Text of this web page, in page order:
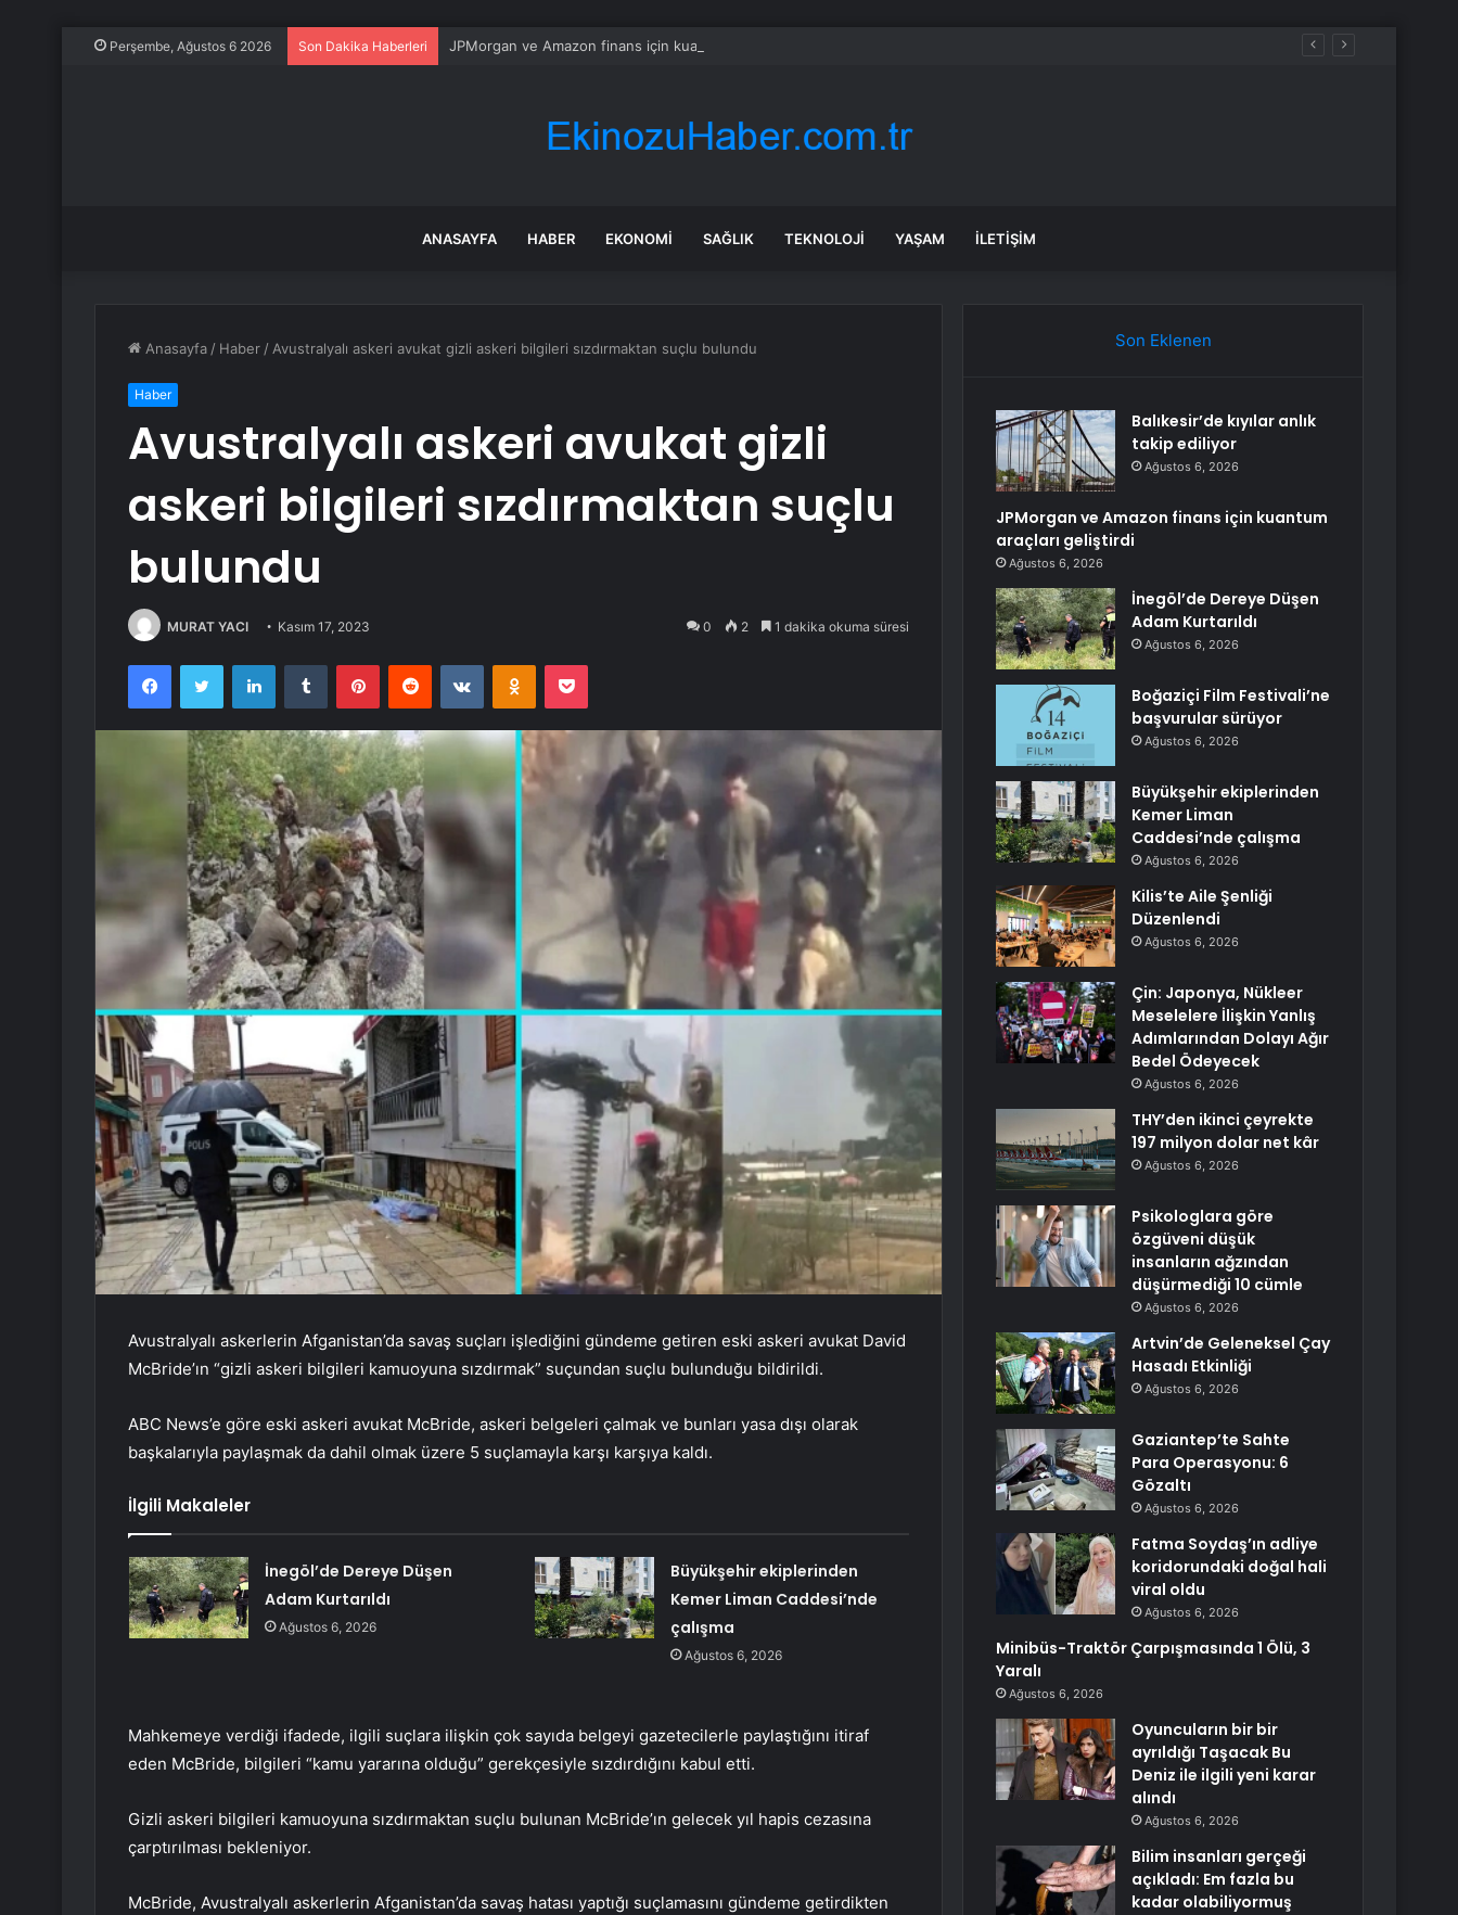
Perşembe, Ağustos 6 2026 Son Dakika Haberleri JPMorgan ve Amazon finans için kuantum araçları geliştirdi
ANASAYFA HABER EKONOMI SAĞLIK TEKNOLOJI YAŞAM İLETIŞIM
Anasayfa / Haber / Avustralyalı askeri avukat gizli askeri bilgileri sızdırmaktan suçlu bulundu
Haber
Avustralyalı askeri avukat gizli
askeri bilgileri sızdırmaktan suçlu
bulundu
MURAT YACI Kasım 17, 2023 0 2 1 dakika okuma süresi
FacebookTwitter LinkedInTumblr PinterestReddit VKontakteOdnoklassniki
Pocket
Avustralyalı askerlerin Afganistan’da savaş suçları işlediğini gündeme getiren eski askeri avukat David
McBride’ın “gizli askeri bilgileri kamuoyuna sızdırmak” suçundan suçlu bulunduğu bildirildi.
ABC News’e göre eski askeri avukat McBride, askeri belgeleri çalmak ve bunları yasa dışı olarak
başkalarıyla paylaşmak da dahil olmak üzere 5 suçlamayla karşı karşıya kaldı.
İlgili Makaleler
İnegöl’de Dereye Düşen
Adam Kurtarıldı
Ağustos 6, 2026
Büyükşehir ekiplerinden
Kemer Liman Caddesi’nde
çalışma
Ağustos 6, 2026
Mahkemeye verdiği ifadede, ilgili suçlara ilişkin çok sayıda belgeyi gazetecilerle paylaştığını itiraf
eden McBride, bilgileri “kamu yararına olduğu” gerekçesiyle sızdırdığını kabul etti.
Gizli askeri bilgileri kamuoyuna sızdırmaktan suçlu bulunan McBride’ın gelecek yıl hapis cezasına
çarptırılması bekleniyor.
McBride, Avustralyalı askerlerin Afganistan’da savaş hatası yaptığı suçlamasını gündeme getirdikten
Son Eklenen
Balıkesir’de kıyılar anlık
takip ediliyor
Ağustos 6, 2026
JPMorgan ve Amazon finans için kuantum
araçları geliştirdi
Ağustos 6, 2026
İnegöl’de Dereye Düşen
Adam Kurtarıldı
Ağustos 6, 2026
Boğaziçi Film Festivali’ne
başvurular sürüyor
Ağustos 6, 2026
Büyükşehir ekiplerinden
Kemer Liman
Caddesi’nde çalışma
Ağustos 6, 2026
Kilis’te Aile Şenliği
Düzenlendi
Ağustos 6, 2026
Çin: Japonya, Nükleer
Meselelere İlişkin Yanlış
Adımlarından Dolayı Ağır
Bedel Ödeyecek
Ağustos 6, 2026
THY’den ikinci çeyrekte
197 milyon dolar net kâr
Ağustos 6, 2026
Psikologlara göre
özgüveni düşük
insanların ağzından
düşürmediği 10 cümle
Ağustos 6, 2026
Artvin’de Geleneksel Çay
Hasadı Etkinliği
Ağustos 6, 2026
Gaziantep’te Sahte
Para Operasyonu: 6
Gözaltı
Ağustos 6, 2026
Fatma Soydaş’ın adliye
koridorundaki doğal hali
viral oldu
Ağustos 6, 2026
Minibüs-Traktör Çarpışmasında 1 Ölü, 3
Yaralı
Ağustos 6, 2026
Oyuncuların bir bir
ayrıldığı Taşacak Bu
Deniz ile ilgili yeni karar
alındı
Ağustos 6, 2026
Bilim insanları gerçeği
açıkladı: Em fazla bu
kadar olabiliyormuş